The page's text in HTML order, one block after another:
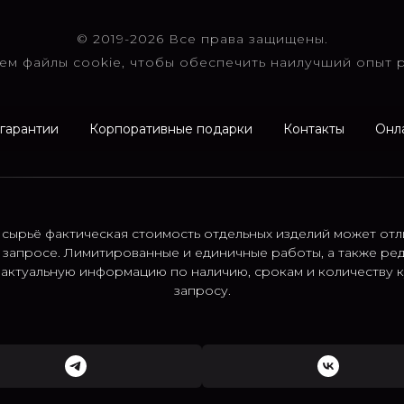
© 2019-2026 Все права защищены.
файлы cookie, чтобы обеспечить наилучший опыт
Корпоративные подарки Контакты
фактическая стоимость отдельных изделий может
Лимитированные и единичные работы, а также
актуальную информацию по наличию, срокам и количеству
запросу.